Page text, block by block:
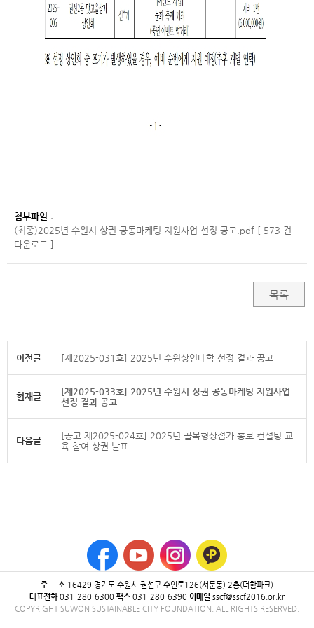
첨부파일 :
(최종)2025년 수원시 상권 공동마케팅 지원사업 선정 공고.pdf [ 573 건
다운로드 ]
목록
이전글 [제2025-031호] 2025년 수원상인대학 선정 결과 공고
현재글
[제2025-033호] 2025년 수원시 상권 공동마케팅 지원사업
선정 결과 공고
다음글
[공고 제2025-024호] 2025년 골목형상점가 홍보 컨설팅 교
육 참여 상권 발표
주 소 16429 ​경기도 수원시 권선구 수인로126(서둔동) 2층(더함파크)
대표전화031-280-6300 팩스 031-280-6390 이메일 sscf@sscf2016.or.kr
COPYRIGHT SUWON SUSTAINABLE CITY FOUNDATION. ALL RIGHTS RESERVED.